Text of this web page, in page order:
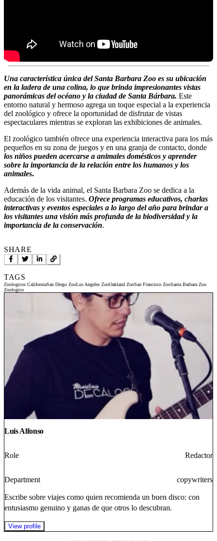
Una característica única del Santa Barbara Zoo es su ubicación
en la ladera de una colina, lo que brinda impresionantes vistas
panorámicas del océano y la ciudad de Santa Bárbara. Este
entorno natural y hermoso agrega un toque especial a la experiencia
del zoológico y ofrece la oportunidad de disfrutar de vistas
espectaculares mientras se exploran las exhibiciones de animales.
El zoológico también ofrece una experiencia interactiva para los más
pequeños en su zona de juegos y en una granja de contacto, donde
los niños pueden acercarse a animales domésticos y aprender
sobre la importancia de la relación entre los humanos y los
animales.
Además de la vida animal, el Santa Barbara Zoo se dedica a la
educación de los visitantes. Ofrece programas educativos, charlas
interactivas y eventos especiales a lo largo del año para brindar a
los visitantes una visión más profunda de la biodiversidad y la
importancia de la conservación.
SHARE
TAGS
Zoologicos CaliforniaSan Diego ZooLos Angeles ZooOakland ZooSan Francisco ZooSanta Barbara Zoo
Zoologico
Luis Alfonso
Role Redactor
Department copywriters
Escribe sobre viajes como quien recomienda un buen disco: con
entusiasmo genuino y ganas de que otros lo descubran.
View profile